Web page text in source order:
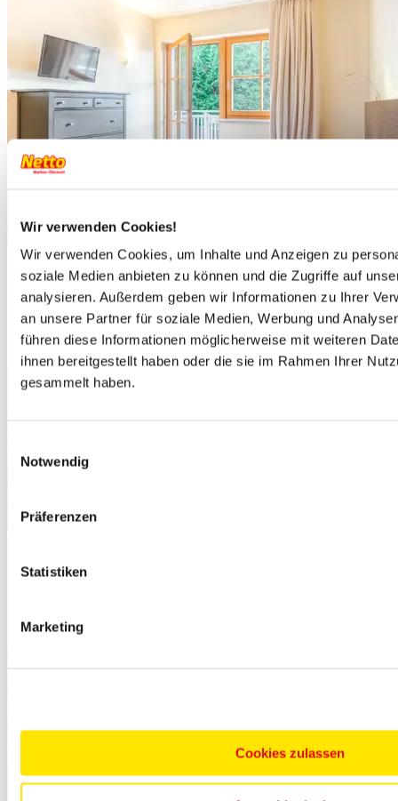
Wir verwenden Cookies!
Wir verwenden Cookies, um Inhalte und Anzeigen zu
soziale Medien anbieten zu können und die Zugriffe auf
analysieren. Außerdem geben wir Informationen zu Ihrer
an unsere Partner für soziale Medien, Werbung und
führen diese Informationen möglicherweise mit weiteren
ihnen bereitgestellt haben oder die sie im Rahmen Ihrer
gesammelt haben.
Notwendig
Präferenzen
Statistiken
Marketing
Cookies zulassen